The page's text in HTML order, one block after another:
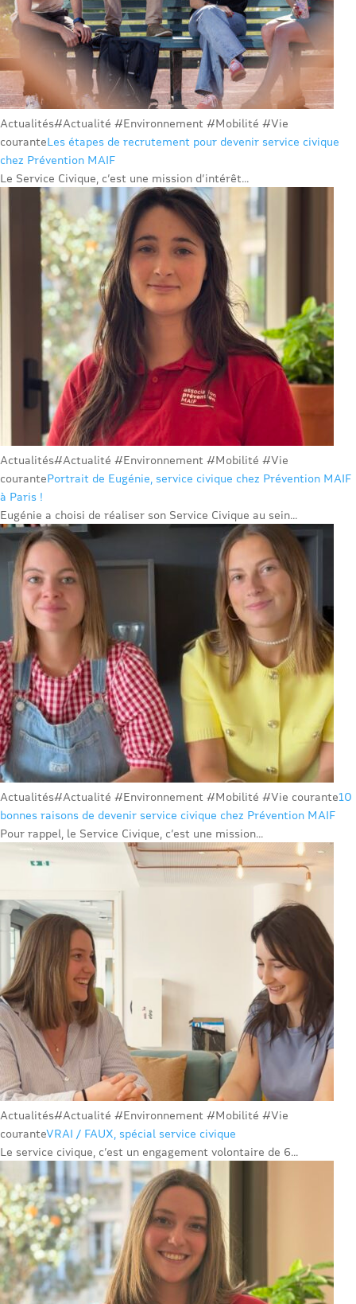
Actualités#Actualité #Environnement #Mobilité #Vie
couranteLes étapes de recrutement pour devenir service civique
chez Prévention MAIF
Le Service Civique, c’est une mission d’intérêt...
Actualités#Actualité #Environnement #Mobilité #Vie
courantePortrait de Eugénie, service civique chez Prévention MAIF
à Paris !
Eugénie a choisi de réaliser son Service Civique au sein...
Actualités#Actualité #Environnement #Mobilité #Vie courante10
bonnes raisons de devenir service civique chez Prévention MAIF
Pour rappel, le Service Civique, c’est une mission...
Actualités#Actualité #Environnement #Mobilité #Vie
couranteVRAI / FAUX, spécial service civique
Le service civique, c’est un engagement volontaire de 6...